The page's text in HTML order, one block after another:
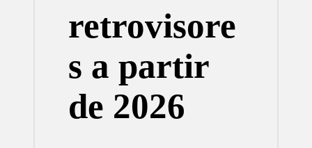
retrovisore
s a partir
de 2026